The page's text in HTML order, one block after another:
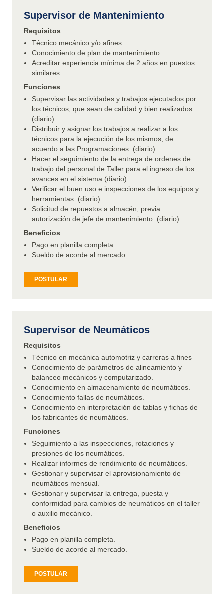
Supervisor de Mantenimiento
Requisitos
Técnico mecánico y/o afines.
Conocimiento de plan de mantenimiento.
Acreditar experiencia mínima de 2 años en puestos
similares.
Funciones
Supervisar las actividades y trabajos ejecutados por
los técnicos, que sean de calidad y bien realizados.
(diario)
Distribuir y asignar los trabajos a realizar a los
técnicos para la ejecución de los mismos, de
acuerdo a las Programaciones. (diario)
Hacer el seguimiento de la entrega de ordenes de
trabajo del personal de Taller para el ingreso de los
avances en el sistema (diario)
Verificar el buen uso e inspecciones de los equipos y
herramientas. (diario)
Solicitud de repuestos a almacén, previa
autorización de jefe de mantenimiento. (diario)
Beneficios
Pago en planilla completa.
Sueldo de acorde al mercado.
POSTULAR
Supervisor de Neumáticos
Requisitos
Técnico en mecánica automotriz y carreras a fines
Conocimiento de parámetros de alineamiento y
balanceo mecánicos y computarizado.
Conocimiento en almacenamiento de neumáticos.
Conocimiento fallas de neumáticos.
Conocimiento en interpretación de tablas y fichas de
los fabricantes de neumáticos.
Funciones
Seguimiento a las inspecciones, rotaciones y
presiones de los neumáticos.
Realizar informes de rendimiento de neumáticos.
Gestionar y supervisar el aprovisionamiento de
neumáticos mensual.
Gestionar y supervisar la entrega, puesta y
conformidad para cambios de neumáticos en el taller
o auxilio mecánico.
Beneficios
Pago en planilla completa.
Sueldo de acorde al mercado.
POSTULAR